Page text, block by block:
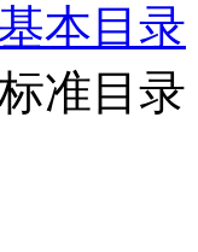
本目录
标准目